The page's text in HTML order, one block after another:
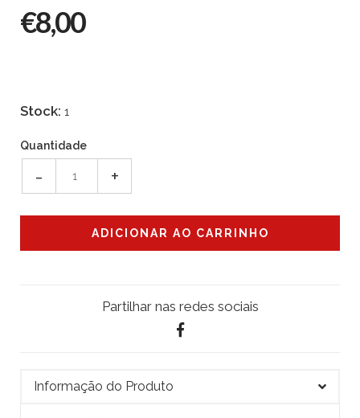
€8,00
Stock: 1
Quantidade
- +
Partilhar nas redes sociais
Informação do Produto